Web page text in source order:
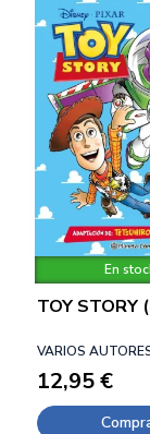
En
TOY STORY
VARIOS
12,95 €